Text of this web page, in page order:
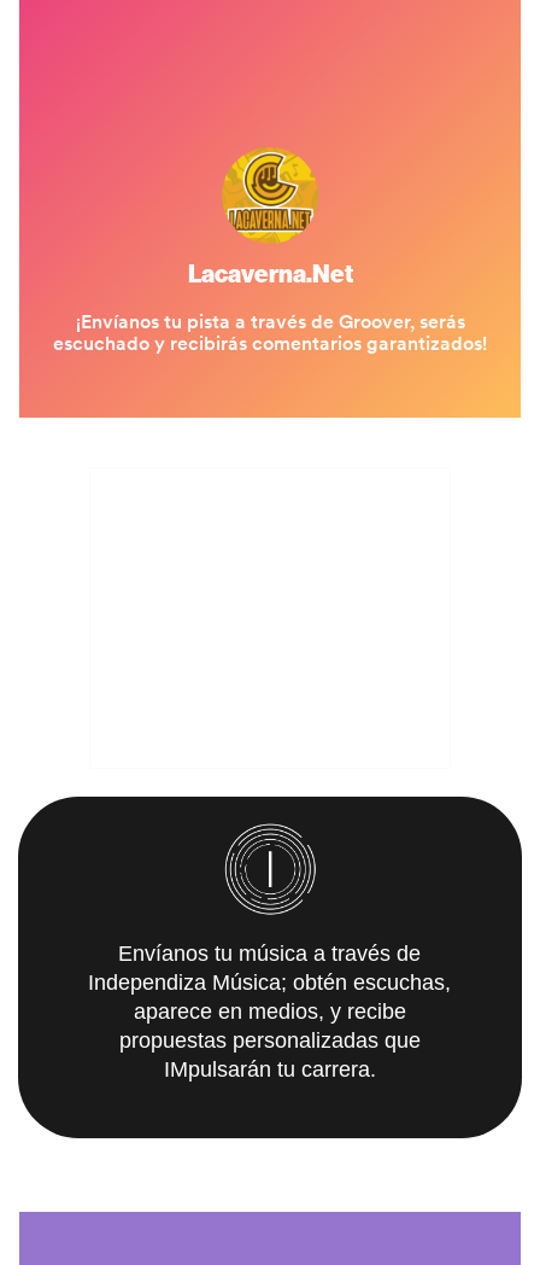
Envíanos tu música a través de
Independiza Música; obtén escuchas,
aparece en medios, y recibe
propuestas personalizadas que
IMpulsarán tu carrera.